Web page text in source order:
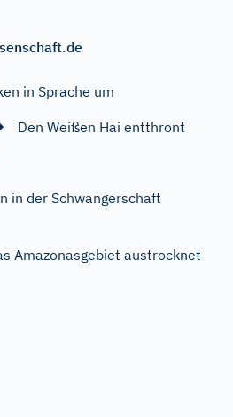
in Sprache um
Den Weißen Hai entthront
in der Schwangerschaft
Amazonasgebiet austrocknet